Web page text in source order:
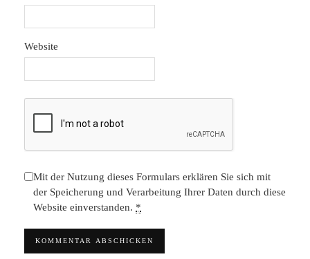
Website
Mit der Nutzung dieses Formulars erklären Sie sich mit
der Speicherung und Verarbeitung Ihrer Daten durch diese
Website einverstanden. *